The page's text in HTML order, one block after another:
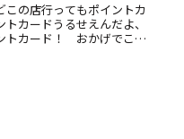
この店行ってもポイントカ
トカードうるせえんだよ、
トカード！ おかげでこっ